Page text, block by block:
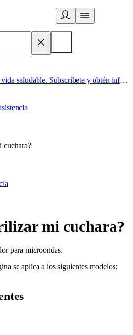
Acá comienza un estilo de vida saludable. Subscríbete y obtén información de primera mano
cuchara?
mi cuchara?
para microondas.
se aplica a los siguientes modelos: